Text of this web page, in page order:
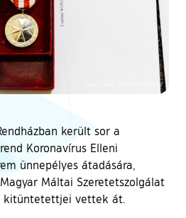
került sor a
Koronavírus Elleni
ünnepélyes átadására,
Máltai Szeretetszolgálat
kitüntetettjei vettek át.